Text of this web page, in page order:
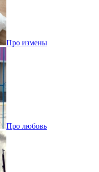
Про измены
Про любовь